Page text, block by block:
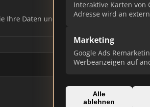
Interaktive Karten von
Adresse wird an
Marketing
Google Ads
Werbeanzeigen auf
Alle
ablehnen
Ihre Daten und erhalten Sie monatliche